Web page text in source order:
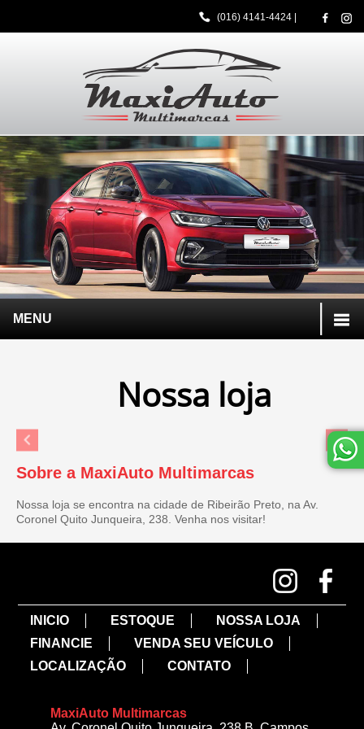
(016) 4141-4424
MENU
Nossa loja
Sobre a MaxiAuto Multimarcas
Nossa loja se encontra na cidade de Ribeirão Preto, na Av.
Coronel Quito Junqueira, 238. Venha nos visitar!
INICIO ESTOQUE
NOSSA LOJA
FINANCIE
VENDA SEU VEÍCULO
LOCALIZAÇÃO
CONTATO
MaxiAuto Multimarcas